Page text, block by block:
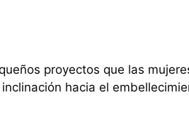
proyectos que las
hacia el